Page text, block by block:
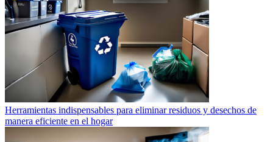
Herramientas indispensables para eliminar residuos y desechos de
manera eficiente en el hogar